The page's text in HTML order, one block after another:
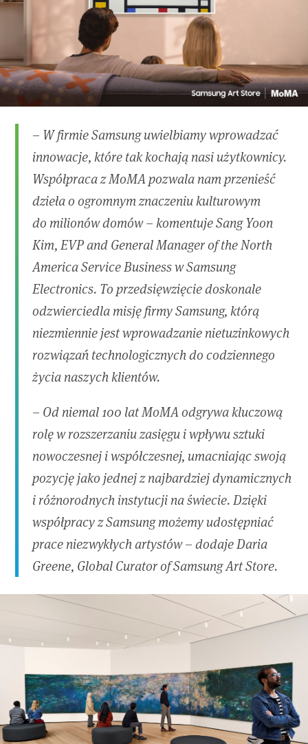
– W firmie Samsung uwielbiamy wprowadzać
innowacje, które tak kochają nasi użytkownicy.
Współpraca z MoMA pozwala nam przenieść
dzieła o ogromnym znaczeniu kulturowym
do milionów domów – komentuje Sang Yoon
Kim, EVP and General Manager of the North
America Service Business w Samsung
Electronics. To przedsięwzięcie doskonale
odzwierciedla misję firmy Samsung, którą
niezmiennie jest wprowadzanie nietuzinkowych
rozwiązań technologicznych do codziennego
życia naszych klientów.
– Od niemal 100 lat MoMA odgrywa kluczową
rolę w rozszerzaniu zasięgu i wpływu sztuki
nowoczesnej i współczesnej, umacniając swoją
pozycję jako jednej z najbardziej dynamicznych
i różnorodnych instytucji na świecie. Dzięki
współpracy z Samsung możemy udostępniać
prace niezwykłych artystów – dodaje Daria
Greene, Global Curator of Samsung Art Store.